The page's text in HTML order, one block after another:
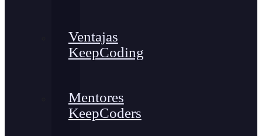
Ventajas
KeepCoding
Mentores
KeepCoders